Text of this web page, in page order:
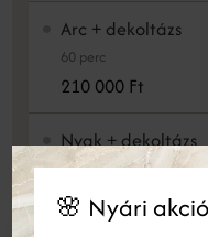
Arc + dekoltázs
60 perc
210 000 Ft
Nyak + dekoltázs
60 perc
140 000 Ft
🌸 Nyári